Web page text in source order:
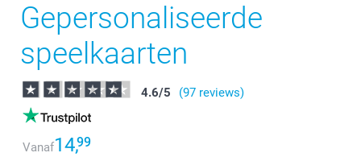
Gepersonaliseerde
speelkaarten
4.6/5 (97 reviews)
Vanaf14,99